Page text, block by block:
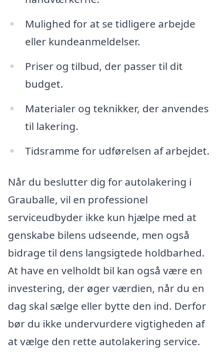
Mulighed for at se tidligere arbejde
eller kundeanmeldelser.
Priser og tilbud, der passer til dit
budget.
Materialer og teknikker, der anvendes
til lakering.
Tidsramme for udførelsen af arbejdet.
Når du beslutter dig for autolakering i
Grauballe, vil en professionel
serviceudbyder ikke kun hjælpe med at
genskabe bilens udseende, men også
bidrage til dens langsigtede holdbarhed.
At have en velholdt bil kan også være en
investering, der øger værdien, når du en
dag skal sælge eller bytte den ind. Derfor
bør du ikke undervurdere vigtigheden af
at vælge den rette autolakering service.